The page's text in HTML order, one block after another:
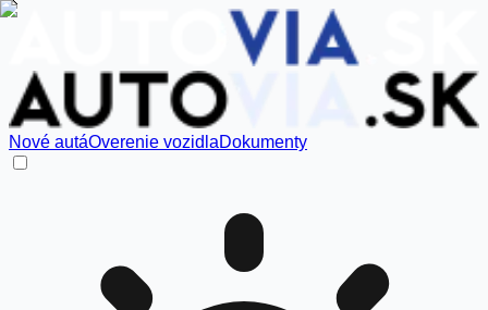
Nové autáOverenie vozidlaDokumenty